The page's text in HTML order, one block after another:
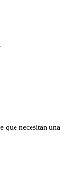
que necesitan una